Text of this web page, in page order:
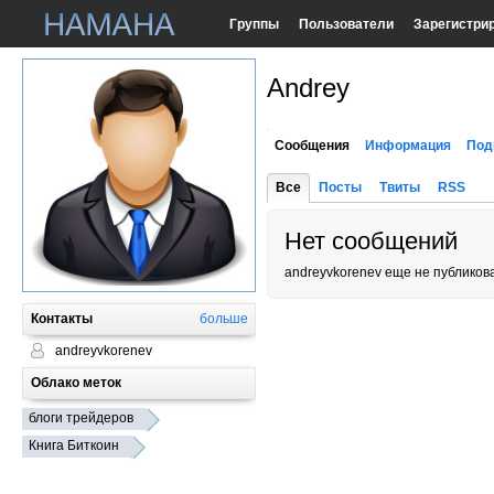
Группы Пользователи
Контакты больше
andreyvkorenev
Облако меток
блоги трейдеров
Книга Биткоин
Andrey
Сообщения Информация
Все Посты Твиты RSS
Нет сообщений
andreyvkorenev еще не